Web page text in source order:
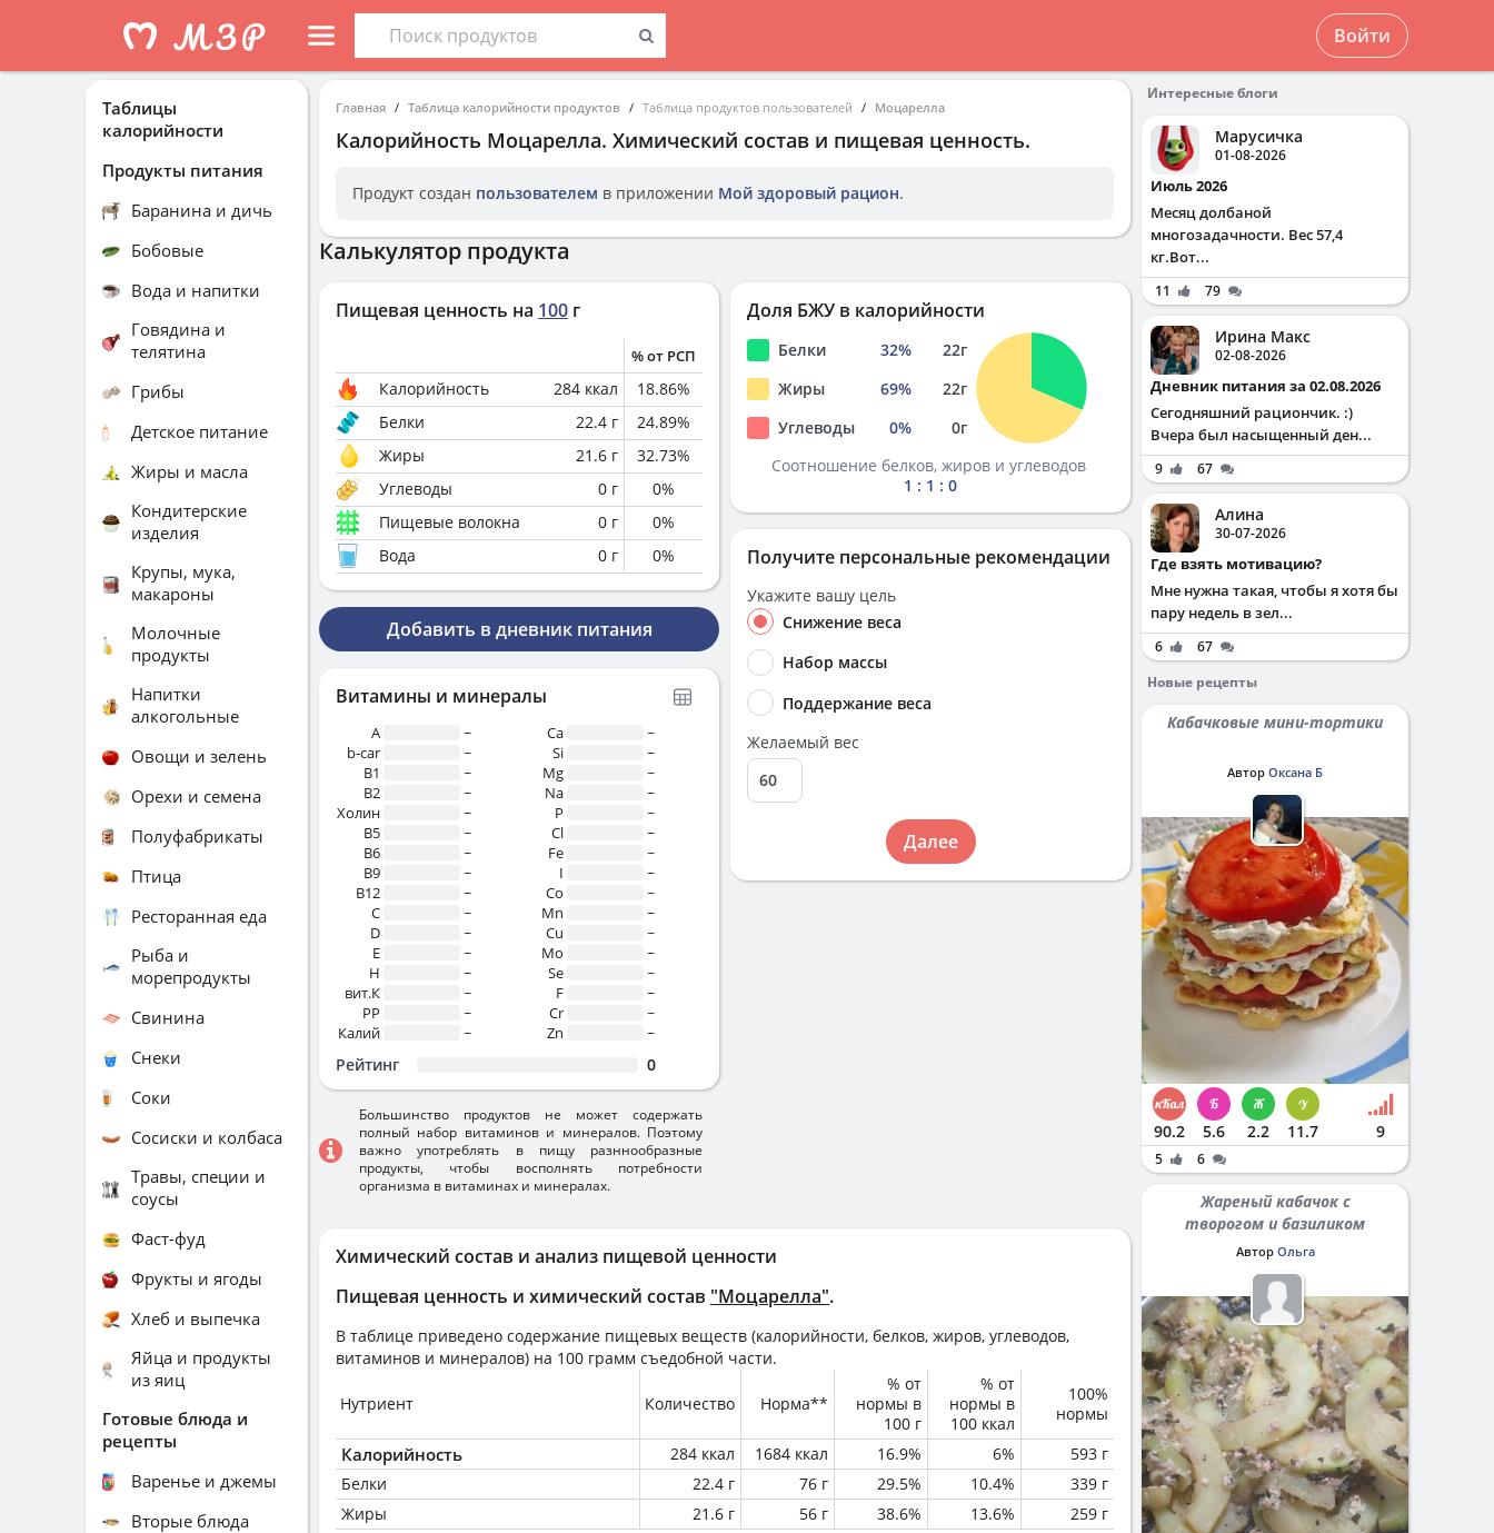
Войти
Главная Таблица калорийности продуктов Таблица продуктов пользователей Моцарелла
Калорийность Моцарелла. Химический состав и пищевая ценность.
Продукт создан пользователем в приложении Мой здоровый рацион.
Химический состав и анализ пищевой ценности
Пищевая ценность и химический состав "Моцарелла".
В таблице приведено содержание пищевых веществ (калорийности, белков, жиров, углеводов,
витаминов и минералов) на 100 грамм съедобной части.
Нутриент Количество Норма**
% от
нормы в
100 г
% от
нормы в
100 ккал
100%
нормы
Калорийность 284 ккал 1684 ккал 16.9% 6%
593 г
Белки
22.4 г 76 г 29.5% 10.4%
339 г
Жиры
21.6 г 56 г 38.6% 13.6% 259 г
Калькулятор продукта
Пищевая ценность на 100 г
% от РСП
Калорийность 284 ккал 18.86%
Белки
22.4 г 24.89%
Жиры
21.6 г 32.73%
Углеводы
0 г 0%
Пищевые волокна
0 г 0%
Вода
0 г 0%
Добавить в дневник питания
Витамины и минералы
A
~
b-car
~
В1
~
B2
~
Холин
~
B5
~
B6
~
B9
~
B12
~
C
~
D
~
E
~
H
~
вит.К
~
PP
~
Калий
~
Ca
~
Si
~
Mg
~
Na
~
P
~
Cl
~
Fe
~
I
~
Co
~
Mn
~
Cu
~
Mo
~
Se
~
F
~
Cr
~
Zn
~
Рейтинг 0
Большинство продуктов не может содержать
полный набор витаминов и минералов. Поэтому
важно употреблять в пищу разннообразные
продукты, чтобы восполнять потребности
организма в витаминах и минералах.
Доля БЖУ в калорийности
Белки 32% 22г
Жиры
69% 22г
Углеводы
0% 0г
Соотношение белков, жиров и углеводов
1 : 1 : 0
Получите персональные рекомендации
Укажите вашу цель
Снижение веса
Набор массы
Поддержание веса
Желаемый вес
Далее
Таблицы
калорийности
Продукты питания
Баранина и дичь
Бобовые
Вода и напитки
Говядина и
телятина
Грибы
Детское питание
Жиры и масла
Кондитерские
изделия
Крупы, мука,
макароны
Молочные
продукты
Напитки
алкогольные
Овощи и зелень
Орехи и семена
Полуфабрикаты
Птица
Ресторанная еда
Рыба и
морепродукты
Свинина
Снеки
Соки
Сосиски и колбаса
Травы, специи и
соусы
Фаст-фуд
Фрукты и ягоды
Хлеб и выпечка
Яйца и продукты
из яиц
Готовые блюда и
рецепты
Варенье и джемы
Вторые блюда
Интересные блоги
Марусичка
01-08-2026
Июль 2026
Месяц долбаной
многозадачности. Вес 57,4
кг.Вот...
11 79
Ирина Макс
02-08-2026
Дневник питания за 02.08.2026
Сегодняшний рациончик. :)
Вчера был насыщенный ден...
9 67
Алина
30-07-2026
Где взять мотивацию?
Мне нужна такая, чтобы я хотя бы
пару недель в зел...
6
67
Новые рецепты
Кабачковые мини-тортики
Автор Оксана Б
90.2 5.6 2.2 11.7 9
5 6
Жареный кабачок с
творогом и базиликом
Автор Ольга